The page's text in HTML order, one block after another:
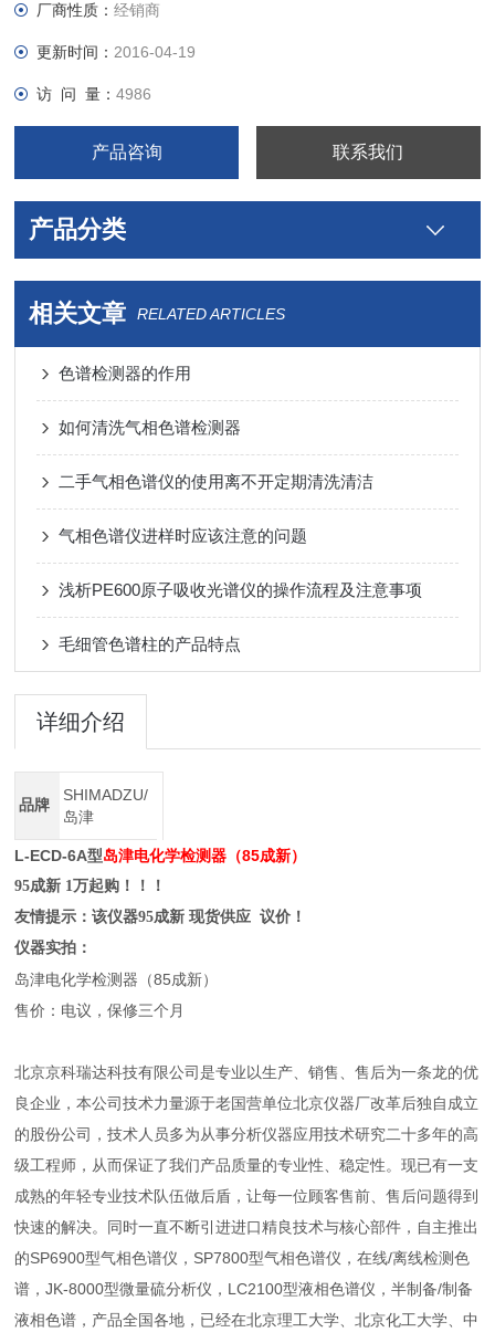
岛津电化学检测器（85成新）
厂商性质：经销商
更新时间： 2016-04-19
访 问 量：4986
产品咨询 联系我们
产品分类
相关文章 RELATED ARTICLES
色谱检测器的作用
如何清洗气相色谱检测器
二手气相色谱仪的使用离不开定期清洗清洁
气相色谱仪进样时应该注意的问题
浅析PE600原子吸收光谱仪的操作流程及注意事项
毛细管色谱柱的产品特点
详细介绍
品牌
SHIMADZU/
岛津
L-ECD-6A型岛津电化学检测器（85成新）
95成新 1万起购！！！
友情提示：该仪器95成新 现货供应 议价！
仪器实拍：
岛津电化学检测器（85成新）
售价：电议，保修三个月
北京京科瑞达科技有限公司是专业以生产、销售、售后为一条龙的优
良企业，本公司技术力量源于老国营单位北京仪器厂改革后独自成立
的股份公司，技术人员多为从事分析仪器应用技术研究二十多年的高
级工程师，从而保证了我们产品质量的专业性、稳定性。现已有一支
成熟的年轻专业技术队伍做后盾，让每一位顾客售前、售后问题得到
快速的解决。同时一直不断引进进口精良技术与核心部件，自主推出
的SP6900型气相色谱仪，SP7800型气相色谱仪，在线/离线检测色
谱，JK-8000型微量硫分析仪，LC2100型液相色谱仪，半制备/制备
液相色谱，产品全国各地，已经在北京理工大学、北京化工大学、中